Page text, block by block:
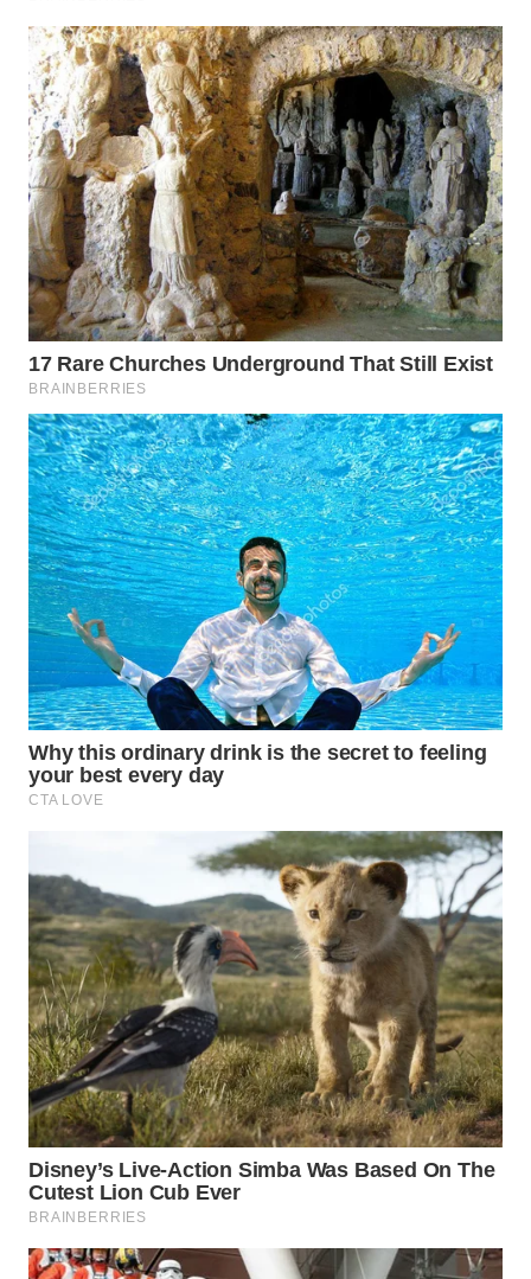
WN
NIAS
WN
LANGKAT
WN
TAPANULI
SELATAN
WN
TANJUNG
LESUNG
WN
KARO
WN
SIMALUNGUN
WN
LABUHANBATU
WN
TAPANULI
TENGAH
WN
TEBING
TINGGI
WN
PAKPAK
WN
KARAWANG
WN
BEKASI